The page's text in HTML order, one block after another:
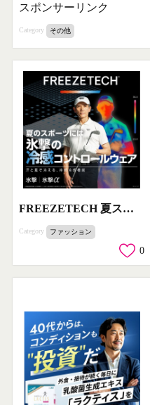
スポンサーリンク
Category その他
FREEZETECH 夏スポーツ向け冷感コントロールウェア
Category ファッション
0